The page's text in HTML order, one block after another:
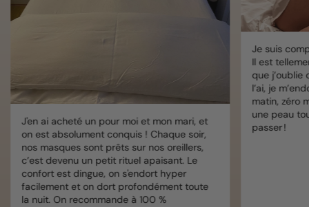
J'en ai acheté un pour moi et mon mari, et
on est absolument conquis ! Chaque soir,
nos masques sont prêts sur nos oreillers,
c’est devenu un petit rituel apaisant. Le
confort est dingue, on s'endort hyper
facilement et on dort profondément toute
la nuit. On recommande à 100 %
Je suis
Il est
que j’oublie
l’ai, je
matin, zéro
une peau
passer !